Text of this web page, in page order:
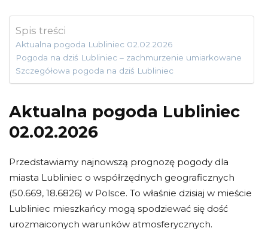
Spis treści
Aktualna pogoda Lubliniec 02.02.2026
Pogoda na dziś Lubliniec – zachmurzenie umiarkowane
Szczegółowa pogoda na dziś Lubliniec
Aktualna pogoda Lubliniec
02.02.2026
Przedstawiamy najnowszą prognozę pogody dla
miasta Lubliniec o współrzędnych geograficznych
(50.669, 18.6826) w Polsce. To właśnie dzisiaj w mieście
Lubliniec mieszkańcy mogą spodziewać się dość
urozmaiconych warunków atmosferycznych.